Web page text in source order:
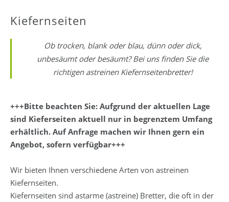
Kiefernseiten
Ob trocken, blank oder blau, dünn oder dick,
unbesäumt oder besäumt? Bei uns finden Sie die
richtigen astreinen Kiefernseitenbretter!
+++Bitte beachten Sie: Aufgrund der aktuellen Lage
sind Kieferseiten aktuell nur in begrenztem Umfang
erhältlich. Auf Anfrage machen wir Ihnen gern ein
Angebot, sofern verfügbar+++
Wir bieten Ihnen verschiedene Arten von astreinen
Kiefernseiten.
Kiefernseiten sind astarme (astreine) Bretter, die oft in der